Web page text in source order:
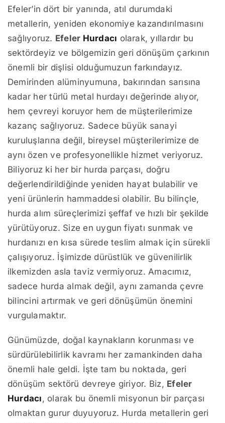
Efeler’in dört bir yanında, atıl durumdaki
metallerin, yeniden ekonomiye kazandırılmasını
sağlıyoruz. Efeler Hurdacı olarak, yıllardır bu
sektördeyiz ve bölgemizin geri dönüşüm çarkının
önemli bir dişlisi olduğumuzun farkındayız.
Demirinden alüminyumuna, bakırından sarısına
kadar her türlü metal hurdayı değerinde alıyor,
hem çevreyi koruyor hem de müşterilerimize
kazanç sağlıyoruz. Sadece büyük sanayi
kuruluşlarına değil, bireysel müşterilerimize de
aynı özen ve profesyonellikle hizmet veriyoruz.
Biliyoruz ki her bir hurda parçası, doğru
değerlendirildiğinde yeniden hayat bulabilir ve
yeni ürünlerin hammaddesi olabilir. Bu bilinçle,
hurda alım süreçlerimizi şeffaf ve hızlı bir şekilde
yürütüyoruz. Size en uygun fiyatı sunmak ve
hurdanızı en kısa sürede teslim almak için sürekli
çalışıyoruz. İşimizde dürüstlük ve güvenilirlik
ilkemizden asla taviz vermiyoruz. Amacımız,
sadece hurda almak değil, aynı zamanda çevre
bilincini artırmak ve geri dönüşümün önemini
vurgulamaktır.
Günümüzde, doğal kaynakların korunması ve
sürdürülebilirlik kavramı her zamankinden daha
önemli hale geldi. İşte tam bu noktada, geri
dönüşüm sektörü devreye giriyor. Biz, Efeler
Hurdacı, olarak bu önemli misyonun bir parçası
olmaktan gurur duyuyoruz. Hurda metallerin geri